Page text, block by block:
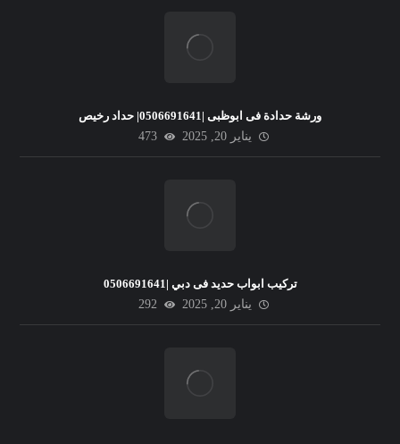
ورشة حدادة فى ابوظبى |0506691641| حداد رخيص
يناير 20, 2025
473
تركيب ابواب حديد فى دبي |0506691641
يناير 20, 2025
292